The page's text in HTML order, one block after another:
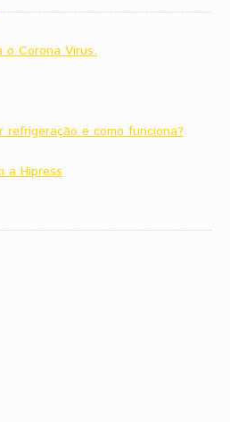
o Corona Virus.
e como funciona?
a Hipress